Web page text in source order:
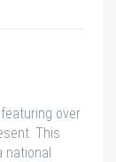
over
This
national